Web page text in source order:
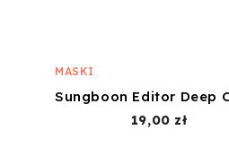
MASKI
19,00 złCena